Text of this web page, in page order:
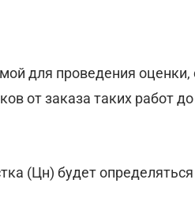
для проведения оценки,
от заказа таких работ
(Цн) будет